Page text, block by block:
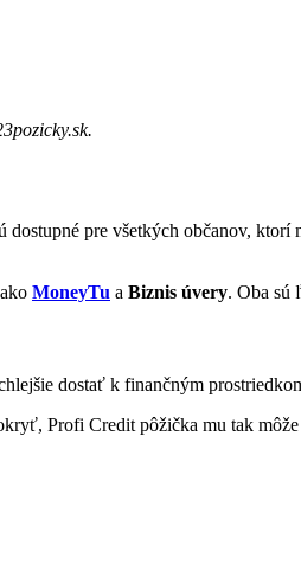
pre všetkých občanov,
MoneyTu a Biznis úvery. Oba sú
dostať k finančným
Profi Credit pôžička mu tak